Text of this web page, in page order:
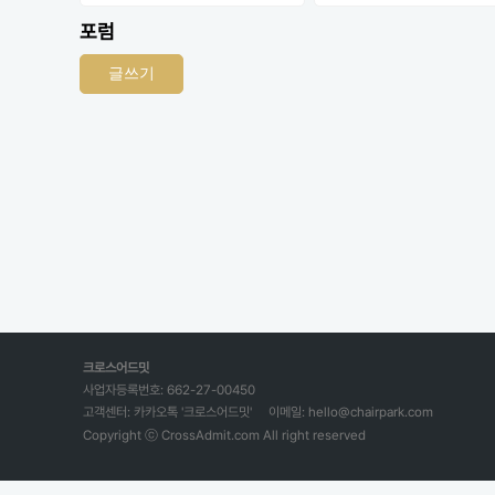
포럼
글쓰기
크로스어드밋
사업자등록번호: 662-27-00450
고객센터: 카카오톡 '크로스어드밋'
이메일: hello@chairpark.com
Copyright ⓒ CrossAdmit.com All right reserved